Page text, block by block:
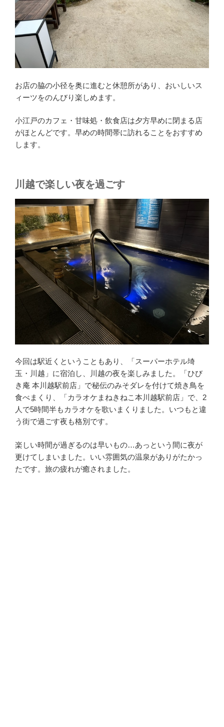
お店の脇の小径を奥に進むと休憩所があり、おいしいス
ィーツをのんびり楽しめます。
小江戸のカフェ・甘味処・飲食店は夕方早めに閉まる店
がほとんどです。早めの時間帯に訪れることをおすすめ
します。
川越で楽しい夜を過ごす
今回は駅近くということもあり、「スーパーホテル埼
玉・川越」に宿泊し、川越の夜を楽しみました。「ひび
き庵 本川越駅前店」で秘伝のみそダレを付けて焼き鳥を
食べまくり、「カラオケまねきねこ本川越駅前店」で、2
人で5時間半もカラオケを歌いまくりました。いつもと違
う街で過ごす夜も格別です。
楽しい時間が過ぎるのは早いもの…あっという間に夜が
更けてしまいました。いい雰囲気の温泉がありがたかっ
たです。旅の疲れが癒されました。